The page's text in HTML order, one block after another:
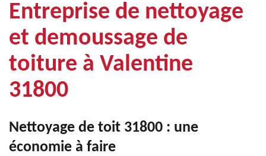
Entreprise de nettoyage
et demoussage de
toiture à Valentine
31800
Nettoyage de toit 31800 : une
économie à faire